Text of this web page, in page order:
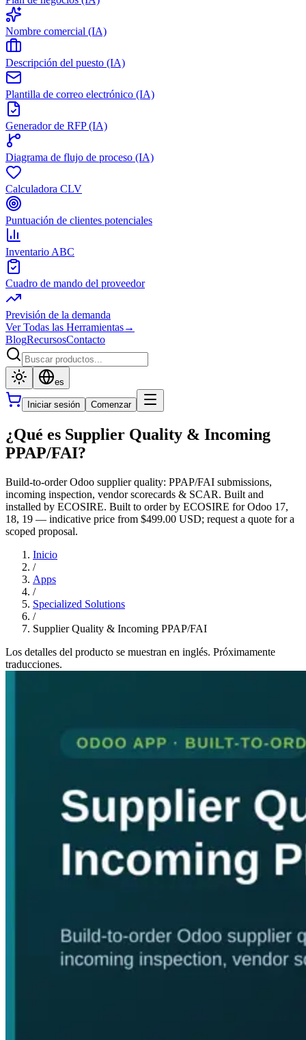
Nombre comercial (IA)
Descripción del puesto (IA)
Plantilla de correo electrónico (IA)
Generador de RFP (IA)
Diagrama de flujo de proceso (IA)
Calculadora CLV
Puntuación de clientes potenciales
Inventario ABC
Cuadro de mando del proveedor
Previsión de la demanda
Ver Todas las Herramientas→
BlogRecursosContacto
es
Iniciar sesión Comenzar
¿Qué es Supplier Quality & Incoming
PPAP/FAI?
Build-to-order Odoo supplier quality: PPAP/FAI submissions,
incoming inspection, vendor scorecards & SCAR. Built and
installed by ECOSIRE. Built to order by ECOSIRE for Odoo 17,
18, 19 — indicative price from $499.00 USD; request a quote for a
scoped proposal.
Inicio
/
Apps
/
Specialized Solutions
/
Supplier Quality & Incoming PPAP/FAI
Los detalles del producto se muestran en inglés. Próximamente
traducciones.